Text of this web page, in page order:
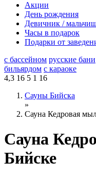
Акции
День рождения
Девичник /
Часы в подарок
Подарки от
с бассейном русские бани
бильярдом с караоке
4,3 16 5 1 16
Сауны Бийска
»
Сауна Кедровая
Сауна
Бийске